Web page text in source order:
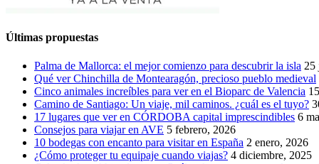
Últimas propuestas
Palma de Mallorca: el mejor comienzo para descubrir la isla 25
Qué ver Chinchilla de Montearagón, precioso pueblo medieval
Cinco animales increíbles para ver en el Bioparc de Valencia
Camino de Santiago: Un viaje, mil caminos. ¿cuál es el tuyo?
17 lugares que ver en CÓRDOBA capital imprescindibles 6
Consejos para viajar en AVE 5 febrero, 2026
10 bodegas con encanto para visitar en España 2 enero, 2026
¿Cómo proteger tu equipaje cuando viajas? 4 diciembre, 2025